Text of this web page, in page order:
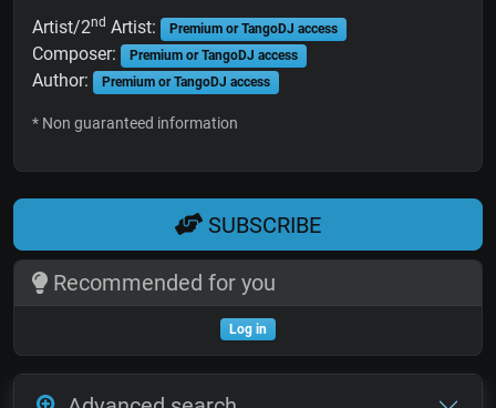
Artist/2nd Artist: Premium or TangoDJ access
Composer: Premium or TangoDJ access
Author: Premium or TangoDJ access
* Non guaranteed information
SUBSCRIBE
Recommended for you
Log in